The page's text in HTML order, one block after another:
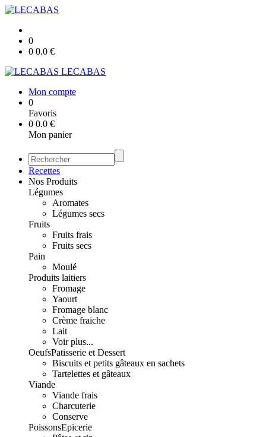
0
0 0.0 €
LECABAS
Mon compte
0
Favoris
0 0.0 €
Mon panier
Recettes
Nos Produits
Légumes
Aromates
Légumes secs
Fruits
Fruits frais
Fruits secs
Pain
Moulé
Produits laitiers
Fromage
Yaourt
Fromage blanc
Crème fraiche
Lait
Voir plus...
OeufsPatisserie et Dessert
Biscuits et petits gâteaux en sachets
Tartelettes et gâteaux
Viande
Viande frais
Charcuterie
Conserve
PoissonsEpicerie